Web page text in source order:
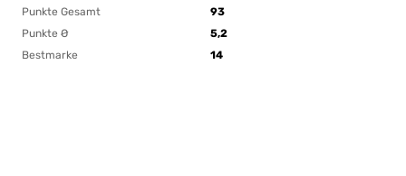
Punkte Gesamt
93
Punkte Ø
5,2
Bestmarke
14